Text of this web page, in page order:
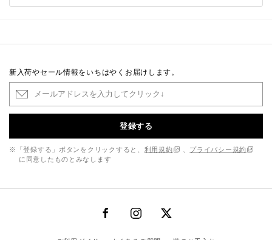
新入荷やセール情報をいちはやくお届けします。
登録する
※「登録する」ボタンをクリックすると、 利用規約
プライバシー規約
に同意したものとみなします